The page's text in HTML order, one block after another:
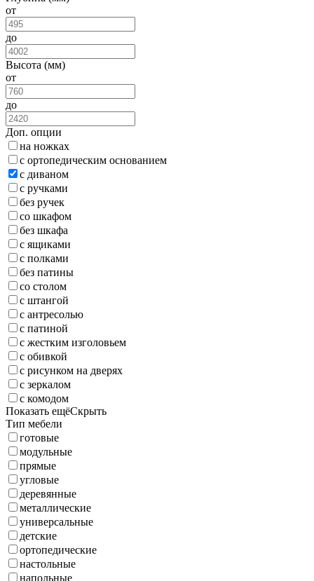
от
до
Высота (мм)
от
до
Доп. опции
на ножках
с ортопедическим основанием
с диваном
с ручками
без ручек
со шкафом
без шкафа
с ящиками
с полками
без патины
со столом
с штангой
с антресолью
с патиной
с жестким изголовьем
с обивкой
с рисунком на дверях
с зеркалом
с комодом
Показать ещёСкрыть
Тип мебели
готовые
модульные
прямые
угловые
деревянные
металлические
универсальные
детские
ортопедические
настольные
напольные